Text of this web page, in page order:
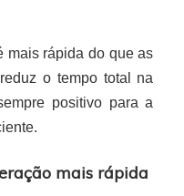
mais rápida do que as
o tempo total na
positivo para a
mais rápida